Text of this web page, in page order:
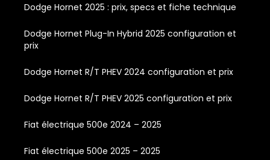
Dodge Hornet 2025 : prix, specs et fiche technique
Dodge Hornet Plug-In Hybrid 2025 configuration et
prix
Dodge Hornet R/T PHEV 2024 configuration et prix
Dodge Hornet R/T PHEV 2025 configuration et prix
Fiat électrique 500e 2024 – 2025
Fiat électrique 500e 2025 – 2025